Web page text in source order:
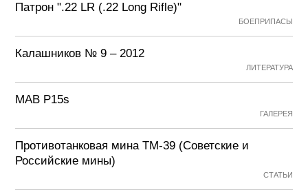
Патрон ".22 LR (.22 Long Rifle)"
БОЕПРИПАСЫ
Калашников № 9 – 2012
ЛИТЕРАТУРА
MAB P15s
ГАЛЕРЕЯ
Противотанковая мина ТМ-39 (Советские и
Российские мины)
СТАТЬИ